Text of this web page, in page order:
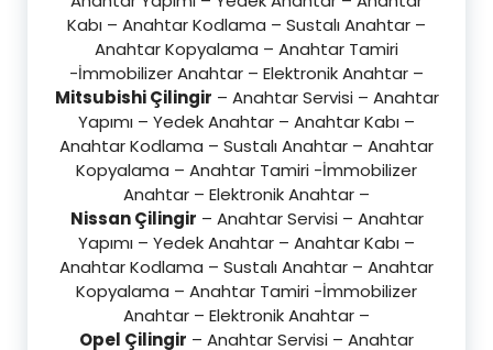
Kabı – Anahtar Kodlama – Sustalı Anahtar –
Anahtar Kopyalama – Anahtar Tamiri
-İmmobilizer Anahtar – Elektronik Anahtar –
Mitsubishi Çilingir – Anahtar Servisi – Anahtar
Yapımı – Yedek Anahtar – Anahtar Kabı –
Anahtar Kodlama – Sustalı Anahtar – Anahtar
Kopyalama – Anahtar Tamiri -İmmobilizer
Anahtar – Elektronik Anahtar –
Nissan Çilingir – Anahtar Servisi – Anahtar
Yapımı – Yedek Anahtar – Anahtar Kabı –
Anahtar Kodlama – Sustalı Anahtar – Anahtar
Kopyalama – Anahtar Tamiri -İmmobilizer
Anahtar – Elektronik Anahtar –
Opel Çilingir – Anahtar Servisi – Anahtar